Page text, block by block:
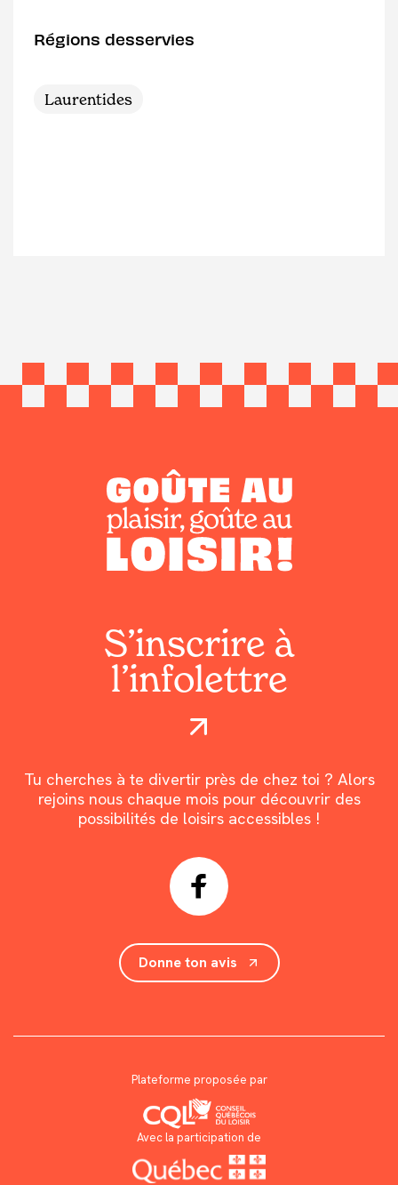
Régions desservies
Laurentides
S’inscrire à
l’infolettre
Tu cherches à te divertir près de chez toi ? Alors
rejoins nous chaque mois pour découvrir des
possibilités de loisirs accessibles !
Donne ton avis
Plateforme proposée par
Avec la participation de